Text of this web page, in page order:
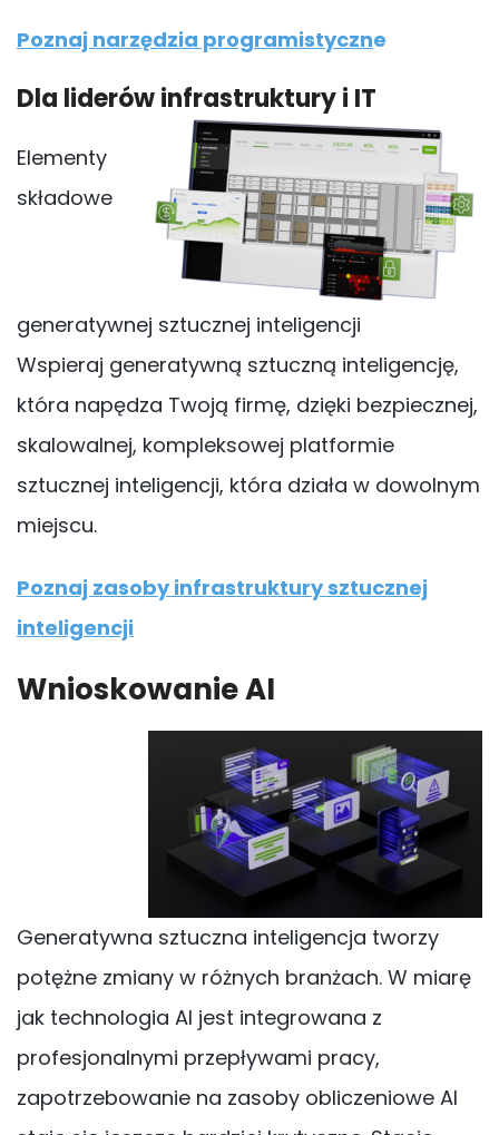
Poznaj narzędzia programistyczne
Dla liderów infrastruktury i IT
Elementy
składowe
generatywnej sztucznej inteligencji
Wspieraj generatywną sztuczną inteligencję,
która napędza Twoją firmę, dzięki bezpiecznej,
skalowalnej, kompleksowej platformie
sztucznej inteligencji, która działa w dowolnym
miejscu.
Poznaj zasoby infrastruktury sztucznej
inteligencji
Wnioskowanie AI
Generatywna sztuczna inteligencja tworzy
potężne zmiany w różnych branżach. W miarę
jak technologia AI jest integrowana z
profesjonalnymi przepływami pracy,
zapotrzebowanie na zasoby obliczeniowe AI